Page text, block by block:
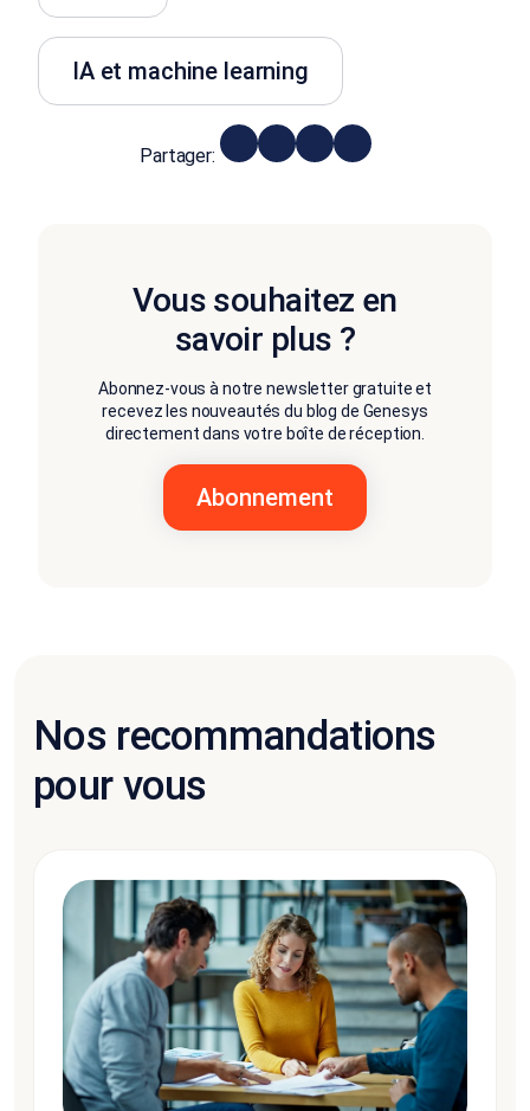
IA et machine learning
Partager:
Vous souhaitez en
savoir plus ?
Abonnez-vous à notre newsletter gratuite et
recevez les nouveautés du blog de Genesys
directement dans votre boîte de réception.
Nos recommandations
pour vous